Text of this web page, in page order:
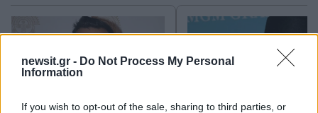
newsit.gr - Do Not Process My Personal
Information
If you wish to opt-out of the sale, sharing to third parties, or